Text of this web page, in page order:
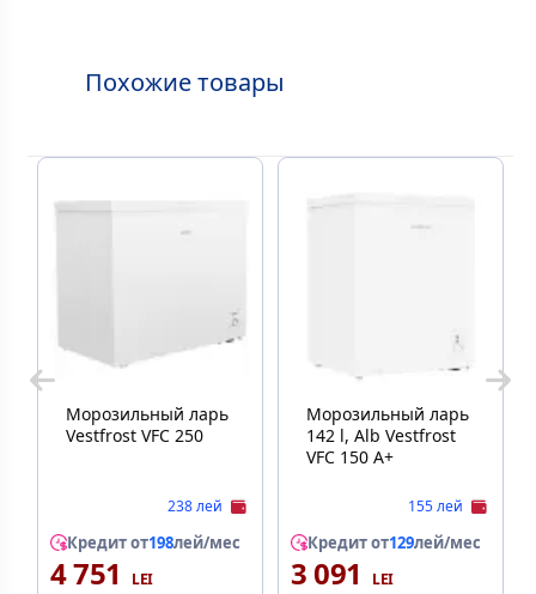
Похожие товары
Морозильный ларь
Vestfrost VFC 250
238 лей
Кредит от198лей/мес
4 751
Морозильный ларь
142 l, Alb Vestfrost
VFC 150 A+
155 лей
Кредит от129лей/мес
3 091